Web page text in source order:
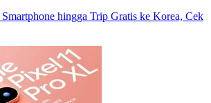
hingga Trip Gratis ke Korea, Cek